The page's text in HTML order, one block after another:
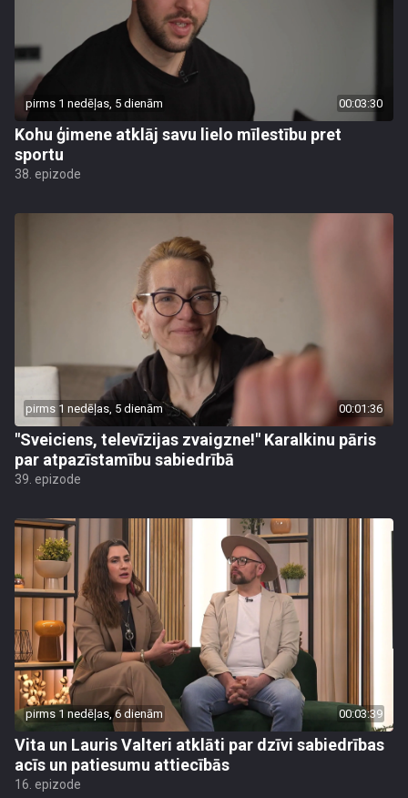
pirms 1 nedēļas, 5 dienām 00:03:30
Kohu ģimene atklāj savu lielo mīlestību pret
sportu
38. epizode
pirms 1 nedēļas, 5 dienām 00:01:36
"Sveiciens, televīzijas zvaigzne!" Karalkinu pāris
par atpazīstamību sabiedrībā
39. epizode
pirms 1 nedēļas, 6 dienām 00:03:39
Vita un Lauris Valteri atklāti par dzīvi sabiedrības
acīs un patiesumu attiecībās
16. epizode